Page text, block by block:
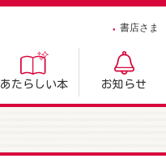
書店さま
あたらしい本 お知らせ